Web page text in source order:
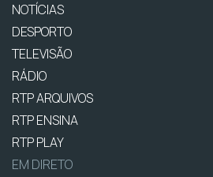
NOTÍCIAS
DESPORTO
TELEVISÃO
RÁDIO
RTP ARQUIVOS
RTP ENSINA
RTP PLAY
EM DIRETO